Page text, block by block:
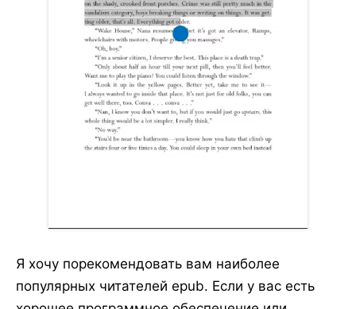
Я хочу порекомендовать вам наиболее
популярных читателей epub. Если у вас есть